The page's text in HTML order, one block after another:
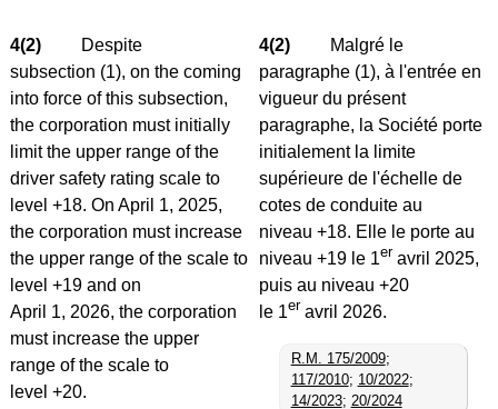
4(2)
Despite
subsection (1), on the coming
into force of this subsection,
the corporation must initially
limit the upper range of the
driver safety rating scale to
level +18. On April 1, 2025,
the corporation must increase
the upper range of the scale to
level +19 and on
April 1, 2026, the corporation
must increase the upper
range of the scale to
level +20.
4(2)
Malgré le
paragraphe (1), à l'entrée en
vigueur du présent
paragraphe, la Société porte
initialement la limite
supérieure de l'échelle de
cotes de conduite au
niveau +18. Elle le porte au
niveau +19 le 1er avril 2025,
puis au niveau +20
le 1er avril 2026.
R.M. 175/2009;
117/2010; 10/2022;
14/2023; 20/2024